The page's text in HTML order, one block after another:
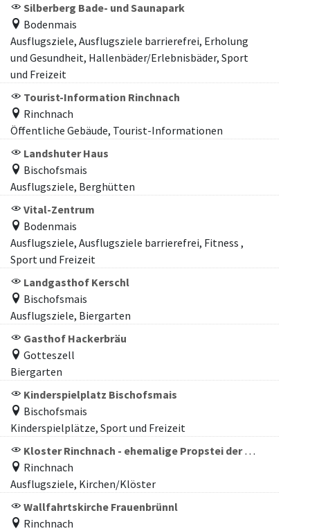
Silberberg Bade- und Saunapark
Bodenmais
Ausflugsziele, Ausflugsziele barrierefrei, Erholung
und Gesundheit, Hallenbäder/Erlebnisbäder, Sport
und Freizeit
Tourist-Information Rinchnach
Rinchnach
Öffentliche Gebäude, Tourist-Informationen
Landshuter Haus
Bischofsmais
Ausflugsziele, Berghütten
Vital-Zentrum
Bodenmais
Ausflugsziele, Ausflugsziele barrierefrei, Fitness ,
Sport und Freizeit
Landgasthof Kerschl
Bischofsmais
Ausflugsziele, Biergarten
Gasthof Hackerbräu
Gotteszell
Biergarten
Kinderspielplatz Bischofsmais
Bischofsmais
Kinderspielplätze, Sport und Freizeit
Kloster Rinchnach - ehemalige Propstei der Benediktinerabtei Niederaltaich
Rinchnach
Ausflugsziele, Kirchen/Klöster
Wallfahrtskirche Frauenbrünnl
Rinchnach